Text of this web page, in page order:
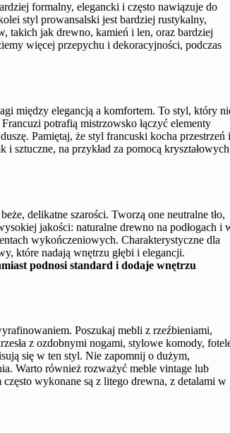
formalny, elegancki i często nawiązuje do
styl prowansalski jest bardziej rustykalny,
takich jak drewno, kamień i len, oraz bardziej
więcej przepychu i dekoracyjności, podczas
między elegancją a komfortem. To styl, który
potrafią mistrzowsko łączyć elementy
Pamiętaj, że styl francuski kocha przestrzeń
sztuczne, na przykład za pomocą kryształowych
delikatne szarości. Tworzą one neutralne tło,
jakości: naturalne drewno na podłogach i
wykończeniowych. Charakterystyczne dla
które nadają wnętrzu głębi i elegancji.
podnosi standard i dodaje wnętrzu
Poszukaj mebli z rzeźbieniami,
z ozdobnymi nogami, stylowe komody,
się w ten styl. Nie zapomnij o dużym,
Warto również rozważyć meble vintage lub
wykonane są z litego drewna, z detalami w